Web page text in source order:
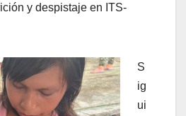
y despistaje en ITS-
S
ig
ui